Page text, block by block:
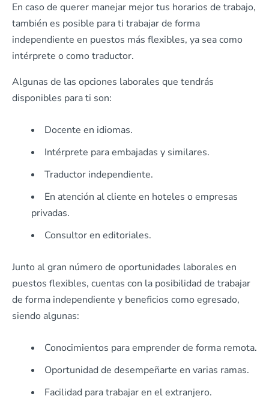
En caso de querer manejar mejor tus horarios de trabajo,
también es posible para ti trabajar de forma
independiente en puestos más flexibles, ya sea como
intérprete o como traductor.
Algunas de las opciones laborales que tendrás
disponibles para ti son:
Docente en idiomas.
Intérprete para embajadas y similares.
Traductor independiente.
En atención al cliente en hoteles o empresas
privadas.
Consultor en editoriales.
Junto al gran número de oportunidades laborales en
puestos flexibles, cuentas con la posibilidad de trabajar
de forma independiente y beneficios como egresado,
siendo algunas:
Conocimientos para emprender de forma remota.
Oportunidad de desempeñarte en varias ramas.
Facilidad para trabajar en el extranjero.